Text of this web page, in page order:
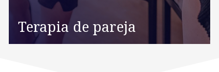
Terapia de pareja